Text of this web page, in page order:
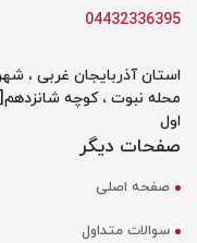
04432336395
استان آذربایجان غربی ،
اول
صفحات دیگر
صفحه اصلی
سوالات متداول